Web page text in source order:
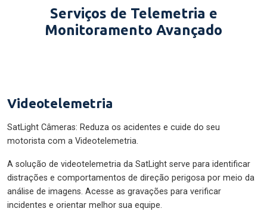
Serviços de Telemetria e
Monitoramento Avançado
Videotelemetria
SatLight Câmeras: Reduza os acidentes e cuide do seu
motorista com a Videotelemetria.
A solução de videotelemetria da SatLight serve para identificar
distrações e comportamentos de direção perigosa por meio da
análise de imagens. Acesse as gravações para verificar
incidentes e orientar melhor sua equipe.